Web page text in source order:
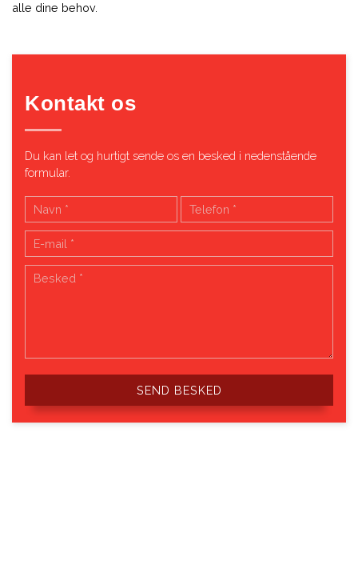
alle dine behov.
Kontakt os
Du kan let og hurtigt sende os en besked i nedenstående
formular.